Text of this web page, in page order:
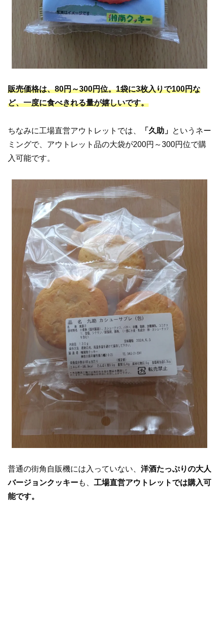
販売価格は、80円～300円位。1袋に3枚入りで100円な
ど、一度に食べきれる量が嬉しいです。
ちなみに工場直営アウトレットでは、 「久助」 というネー
ミングで、アウトレット品の大袋が200円～300円位で購
入可能です。
普通の街角自販機には入っていない、 洋酒たっぷりの大人
バージョンクッキーも、 工場直営アウトレットでは購入可
能です。